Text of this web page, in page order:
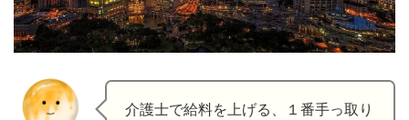
介護士で給料を上げる、１番手っ取り